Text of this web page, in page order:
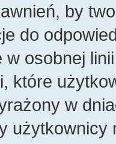
by
do
w osobnej
które
w
użytkownicy